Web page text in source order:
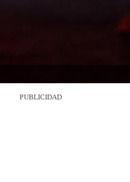
PUBLICIDAD